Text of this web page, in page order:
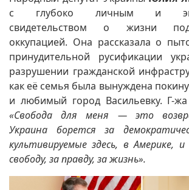
с глубоко личным и
свидетельством о жизни
оккупацией. Она рассказала о
принудительной русификации
разрушении гражданской
как её семья была вынуждена
и любимый город Васильевку. Г-
«Свобода для меня — это
Украина борется за
культивируемые здесь, в Америке,
свободу, за правду, за жизнь».